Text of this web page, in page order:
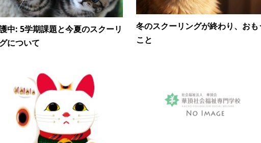
中: 5学期課題と今夏のスクーリ
について
冬のスクーリングが終わり、おも
こと